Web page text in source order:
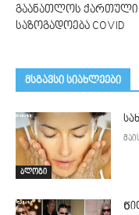
გაანათლოს ქართული
საზოგადოება COVID
მსგავსი სიახლეები
ბლოგი